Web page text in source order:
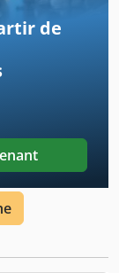
de